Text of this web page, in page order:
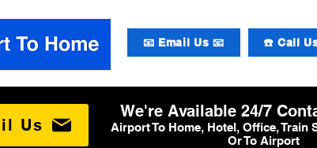
📧 Email Us 📧 ☎️ Call
Us
We're Available 24/7
Airport To Home, Hotel, Office, Train
Or To Airport